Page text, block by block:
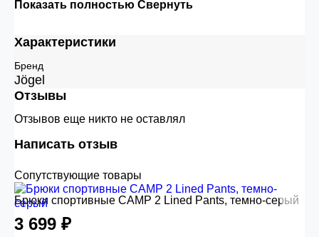
Показать полностью Свернуть
Характеристики
Бренд
Jögel
Отзывы
Отзывов еще никто не оставлял
Написать отзыв
Сопутствующие товары
Брюки спортивные CAMP 2 Lined Pants, темно-серый
3 699 ₽